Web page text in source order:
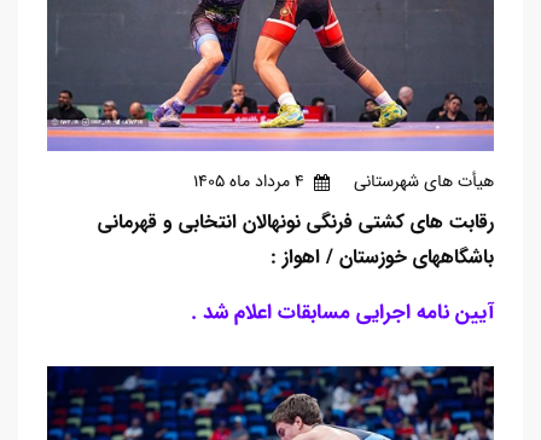
هیأت های شهرستانی 4 مرداد ماه 1405
رقابت های کشتی فرنگی نونهالان انتخابی و قهرمانی
باشگاههای خوزستان / اهواز :
آیین نامه اجرایی مسابقات اعلام شد .